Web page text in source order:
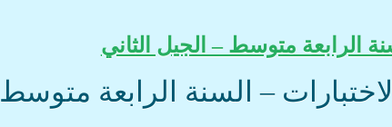
الرابعة متوسط – الجيل الثاني
– السنة الرابعة متوسط